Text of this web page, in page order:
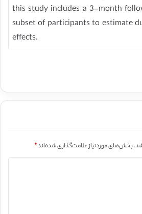
this study includes a 3-month
subset of participants to estimate
effects.
بخش‌های موردنیاز علامت‌گذاری شده‌اند*